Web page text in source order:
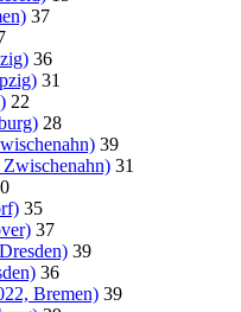
37
36
31
22
28
39
31
35
37
39
36
Bremen) 39